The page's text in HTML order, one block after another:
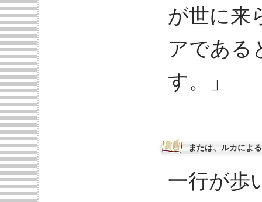
が世に来
アである
す。」
または、ルカによ
一行が歩